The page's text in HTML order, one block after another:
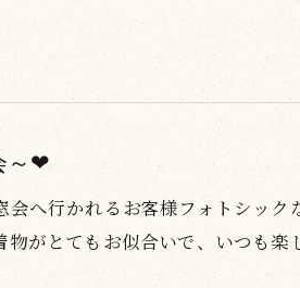
～❤
会へ行かれるお客様フォトシッ
物がとてもお似合いで、いつも